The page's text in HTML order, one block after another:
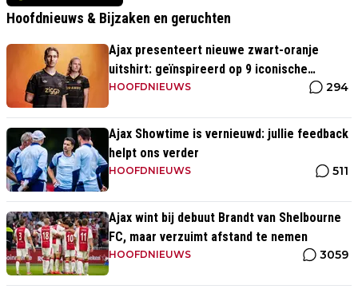
Hoofdnieuws & Bijzaken en geruchten
Ajax presenteert nieuwe zwart-oranje
uitshirt: geïnspireerd op 9 iconische
momenten uit clubhistorie
HOOFDNIEUWS 294
Ajax Showtime is vernieuwd: jullie feedback
helpt ons verder
HOOFDNIEUWS 511
Ajax wint bij debuut Brandt van Shelbourne
FC, maar verzuimt afstand te nemen
HOOFDNIEUWS 3059